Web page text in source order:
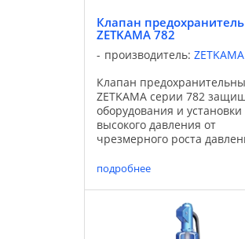
Клапан
ZETKAMA 782
производитель: ZETKAMA
Клапан
ZETKAMA серии 782
оборудования и установки
высокого давления от
чрезмерного роста
случае, когда вызванное
действующего на тарелку
равно или более ...
подробнее